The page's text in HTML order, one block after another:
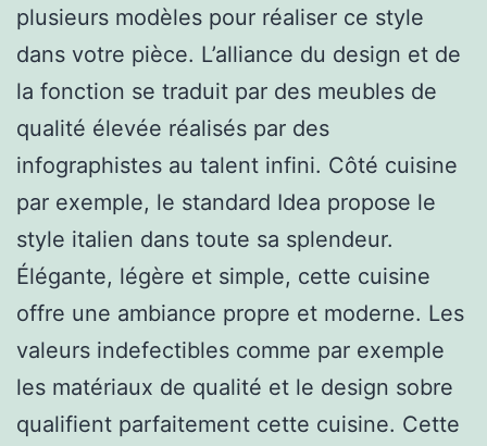
plusieurs modèles pour réaliser ce style
dans votre pièce. L’alliance du design et de
la fonction se traduit par des meubles de
qualité élevée réalisés par des
infographistes au talent infini. Côté cuisine
par exemple, le standard Idea propose le
style italien dans toute sa splendeur.
Élégante, légère et simple, cette cuisine
offre une ambiance propre et moderne. Les
valeurs indefectibles comme par exemple
les matériaux de qualité et le design sobre
qualifient parfaitement cette cuisine. Cette